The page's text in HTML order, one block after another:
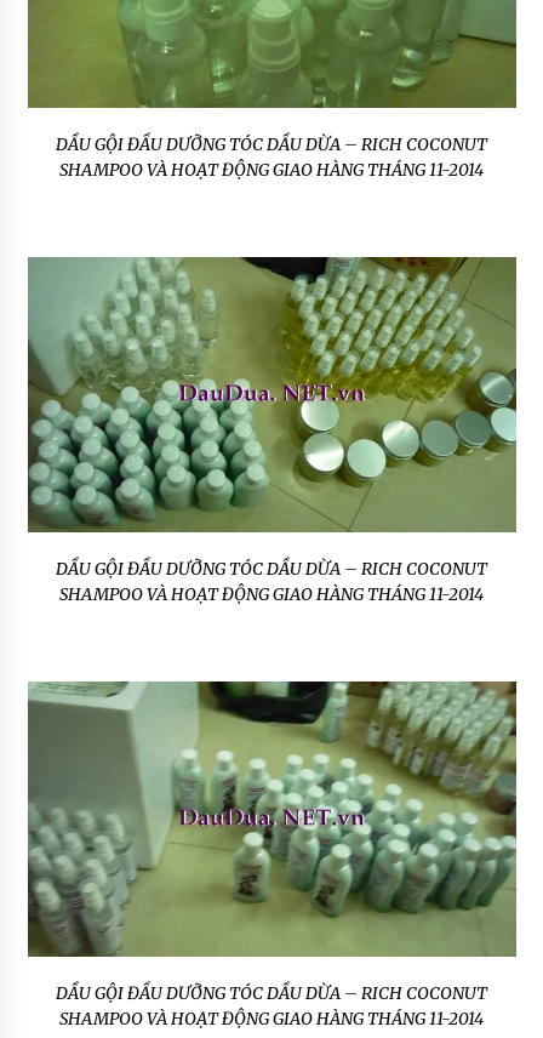
DẦU GỘI ĐẦU DƯỠNG TÓC DẦU DỪA – RICH COCONUT
SHAMPOO VÀ HOẠT ĐỘNG GIAO HÀNG THÁNG 11-2014
DẦU GỘI ĐẦU DƯỠNG TÓC DẦU DỪA – RICH COCONUT
SHAMPOO VÀ HOẠT ĐỘNG GIAO HÀNG THÁNG 11-2014
DẦU GỘI ĐẦU DƯỠNG TÓC DẦU DỪA – RICH COCONUT
SHAMPOO VÀ HOẠT ĐỘNG GIAO HÀNG THÁNG 11-2014